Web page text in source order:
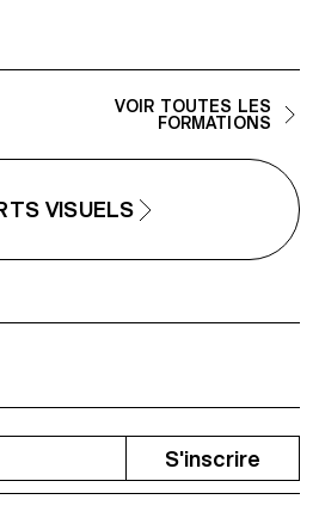
VOIR TOUTES LES
FORMATIONS
VISUELS
S'inscrire